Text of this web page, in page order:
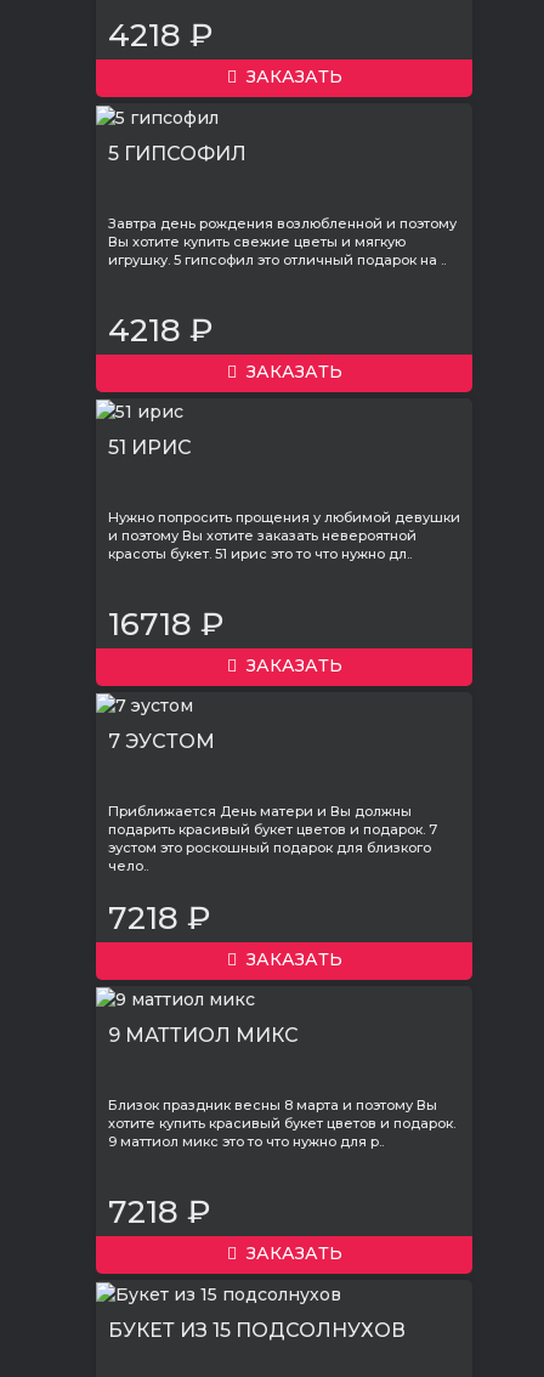
4218 ₽
ЗАКАЗАТЬ
5 ГИПСОФИЛ
Завтра день рождения возлюбленной и поэтому
Вы хотите купить свежие цветы и мягкую
игрушку. 5 гипсофил это отличный подарок на ..
4218 ₽
ЗАКАЗАТЬ
51 ИРИС
Нужно попросить прощения у любимой девушки
и поэтому Вы хотите заказать невероятной
красоты букет. 51 ирис это то что нужно дл..
16718 ₽
ЗАКАЗАТЬ
7 ЭУСТОМ
Приближается День матери и Вы должны
подарить красивый букет цветов и подарок. 7
эустом это роскошный подарок для близкого
чело..
7218 ₽
ЗАКАЗАТЬ
9 МАТТИОЛ МИКС
Близок праздник весны 8 марта и поэтому Вы
хотите купить красивый букет цветов и подарок.
9 маттиол микс это то что нужно для р..
7218 ₽
ЗАКАЗАТЬ
БУКЕТ ИЗ 15 ПОДСОЛНУХОВ